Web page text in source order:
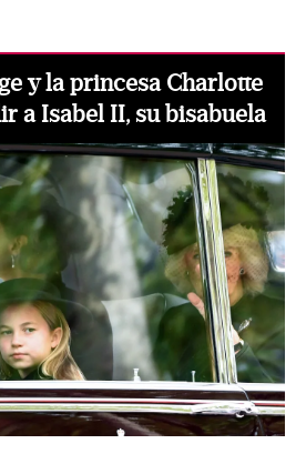
y la princesa Charlotte
a Isabel II, su bisabuela